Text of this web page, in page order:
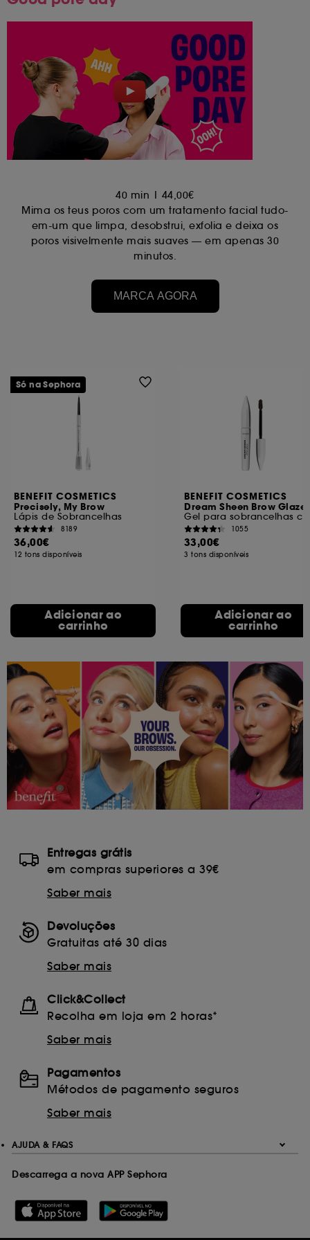
40 min | 44,00€
Mima os teus poros com um tratamento facial tudo-
em-um que limpa, desobstrui, exfolia e deixa os
poros visivelmente mais suaves — em apenas 30
minutos.
MARCA AGORA
BENEFIT COSMETICS
Precisely, My Brow
Lápis de Sobrancelhas
8189
36,00€
12 tons disponíveis
Adicionar ao
carrinho
Só na Sephora
BENEFIT COSMETICS
Dream Sheen Brow Glaze
1055
33,00€
3 tons disponíveis
Adicionar ao
carrinho
Entregas grátis
em compras superiores a 39€
Saber mais
Devoluções
Gratuitas até 30 dias
Saber mais
Click&Collect
Recolha em loja em 2 horas*
Saber mais
Pagamentos
Métodos de pagamento seguros
Saber mais
AJUDA & FAQS
Descarrega a nova APP Sephora
decidir "aceitar todos" ou "recuzar todos". Tu podes
optar por retirar o teu consentimento a qualquer
Se desejares mais informações sobre os cookies
utilizados, clica
aqui.